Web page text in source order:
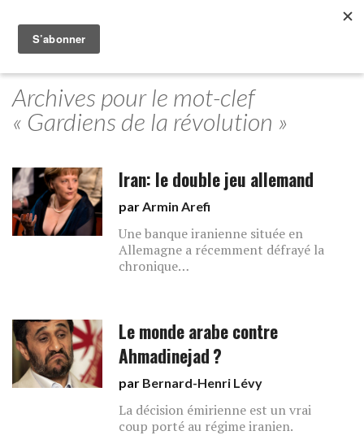
Archives pour le mot-clef
« Gardiens de la révolution »
Iran: le double jeu allemand
parArmin Arefi
Une banque iranienne située en
Allemagne a récemment défrayé la
chronique…
Le monde arabe contre
Ahmadinejad ?
par Bernard-Henri Lévy
La décision émirienne est un vrai
coup porté au régime iranien.